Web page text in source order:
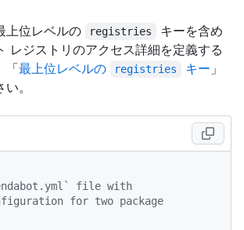
上位レベルの registries
キーを含め
レジストリのアクセス詳細を定義する
「最上位レベルの registries キー 」
。
file with
for two package